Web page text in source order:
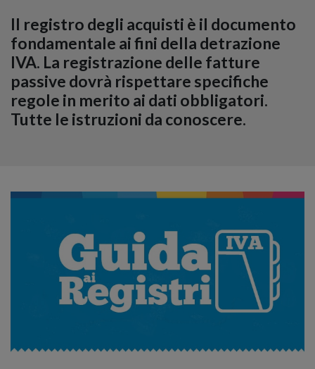
Il registro degli acquisti è il documento
fondamentale ai fini della detrazione
IVA. La registrazione delle fatture
passive dovrà rispettare specifiche
regole in merito ai dati obbligatori.
Tutte le istruzioni da conoscere.